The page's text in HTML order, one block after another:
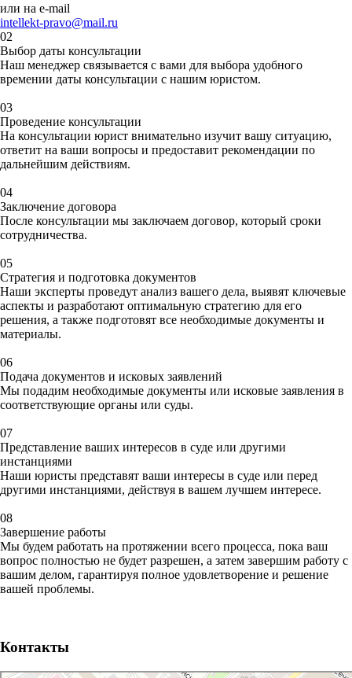
или на e-mail
intellekt-pravo@mail.ru
02
Выбор даты консультации
Наш менеджер связывается с вами для выбора удобного
времении даты консультации с нашим юристом.
03
Проведение консультации
На консультации юрист внимательно изучит вашу ситуацию,
ответит на ваши вопросы и предоставит рекомендации по
дальнейшим действиям.
04
Заключение договора
После консультации мы заключаем договор, который сроки
сотрудничества.
05
Стратегия и подготовка документов
Наши эксперты проведут анализ вашего дела, выявят ключевые
аспекты и разработают оптимальную стратегию для его
решения, а также подготовят все необходимые документы и
материалы.
06
Подача документов и исковых заявлений
Мы подадим необходимые документы или исковые заявления в
соответствующие органы или суды.
07
Представление ваших интересов в суде или другими
инстанциями
Наши юристы представят ваши интересы в суде или перед
другими инстанциями, действуя в вашем лучшем интересе.
08
Завершение работы
Мы будем работать на протяжении всего процесса, пока ваш
вопрос полностью не будет разрешен, а затем завершим работу с
вашим делом, гарантируя полное удовлетворение и решение
вашей проблемы.
Контакты